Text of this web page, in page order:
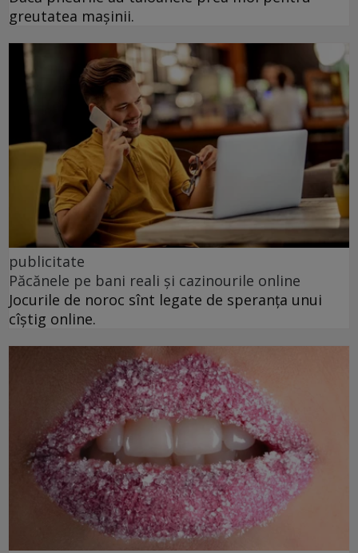
greutatea mașinii.
publicitate
Păcănele pe bani reali și cazinourile online
Jocurile de noroc sînt legate de speranța unui
cîștig online.